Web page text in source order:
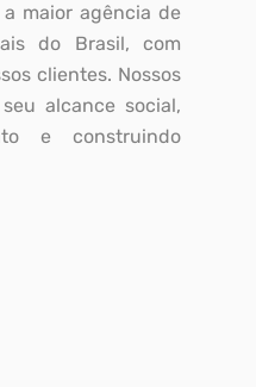
maior agência de
do Brasil, com
clientes. Nossos
alcance social,
e construindo